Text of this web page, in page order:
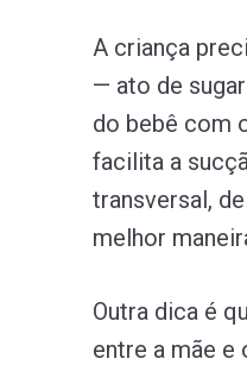
A criança
— ato de
do bebê com
facilita a
transversal,
melhor
Outra dica é
entre a mãe e